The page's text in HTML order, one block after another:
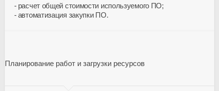
расчет общей стоимости используемого ПО;
автоматизация закупки ПО.
Планирование работ и загрузки ресурсов